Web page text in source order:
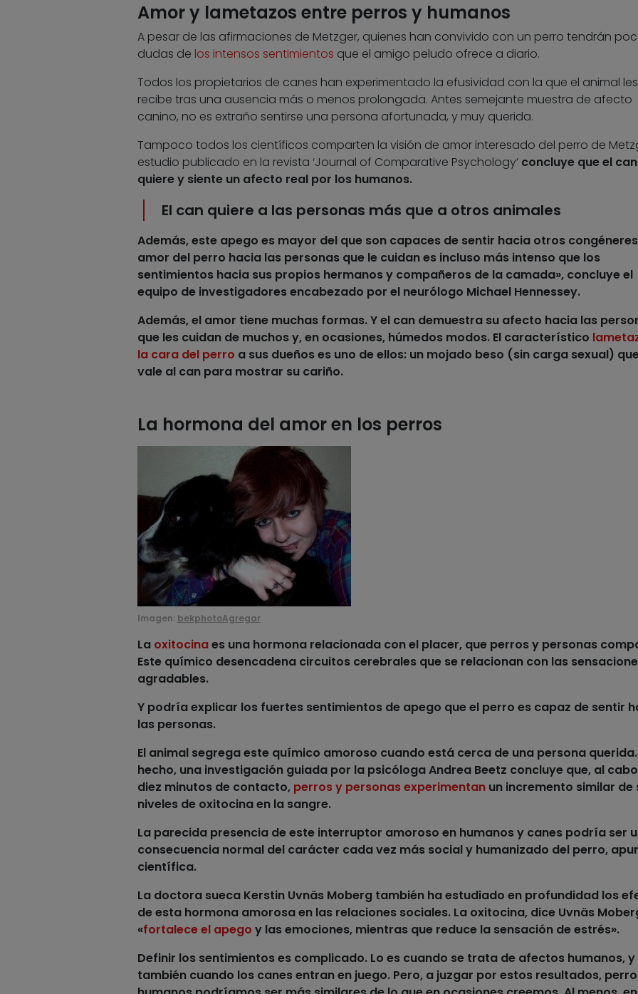
Amor y lametazos entre perros y humanos
A pesar de las afirmaciones de Metzger, quienes han convivido con un perro tendrán
dudas de los intensos sentimientos que el amigo peludo ofrece a diario.
Todos los propietarios de canes han experimentado la efusividad con la que el animal les
recibe tras una ausencia más o menos prolongada. Antes semejante muestra de afecto
canino, no es extraño sentirse una persona afortunada, y muy querida.
Tampoco todos los científicos comparten la visión de amor interesado del perro de
estudio publicado en la revista ‘Journal of Comparative Psychology’ concluye queel can
quiere y siente un afecto real por los humanos.
El can quiere a las personas más que a otros animales
Además,este apego es mayor del que son capaces de sentir hacia otros congéneres
amor del perro hacia las personas que le cuidan es incluso más intenso que los
sentimientos hacia sus propios hermanos y compañeros de la camada», concluye el
equipo de investigadores encabezado por el neurólogo Michael Hennessey.
Además,el amor tiene muchas formas. Y el can demuestra su afecto hacia las
que les cuidan de muchos y, en ocasiones, húmedos modos. El característico
la cara del perro a sus dueños es uno de ellos: un mojado beso (sin carga sexual)
vale al can para mostrar su cariño.
La hormona del amor en los perros
Imagen: bekphotoAgregar
La oxitocinaes una hormona relacionada con el placer, que perros y personas
Este químico desencadena circuitos cerebrales que se relacionan con las
agradables.
Y podría explicar los fuertes sentimientos de apego que el perro es capaz de sentir
las personas.
El animal segrega este químico amoroso cuando está cerca de una persona querida
hecho, una investigación guiada por la psicóloga Andrea Beetz concluye que, al
diez minutos de contacto, perros y personas experimentanun incremento similar de
niveles de oxitocina en la sangre.
La parecida presencia de este interruptor amoroso en humanos y canespodría ser
consecuencia normal del carácter cada vez más social y humanizado del perro,
científica.
La doctora sueca Kerstin Uvnäs Moberg también ha estudiado en profundidad los
de esta hormona amorosa en las relaciones sociales. La oxitocina, dice Uvnäs
«fortalece el apego y las emociones, mientras que reduce la sensación de estrés».
Definir los sentimientos es complicado. Lo es cuando se trata de afectos humanos, y
también cuando los canes entran en juego. Pero, a juzgar por estos resultados,